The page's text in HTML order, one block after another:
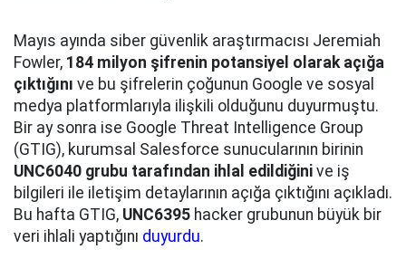
Mayıs ayında siber güvenlik araştırmacısı Jeremiah
Fowler, 184 milyon şifrenin potansiyel olarak açığa
çıktığını ve bu şifrelerin çoğunun Google ve sosyal
medya platformlarıyla ilişkili olduğunu duyurmuştu.
Bir ay sonra ise Google Threat Intelligence Group
(GTIG), kurumsal Salesforce sunucularının birinin
UNC6040 grubu tarafından ihlal edildiğini ve iş
bilgileri ile iletişim detaylarının açığa çıktığını açıkladı.
Bu hafta GTIG, UNC6395 hacker grubunun büyük bir
veri ihlali yaptığını duyurdu.